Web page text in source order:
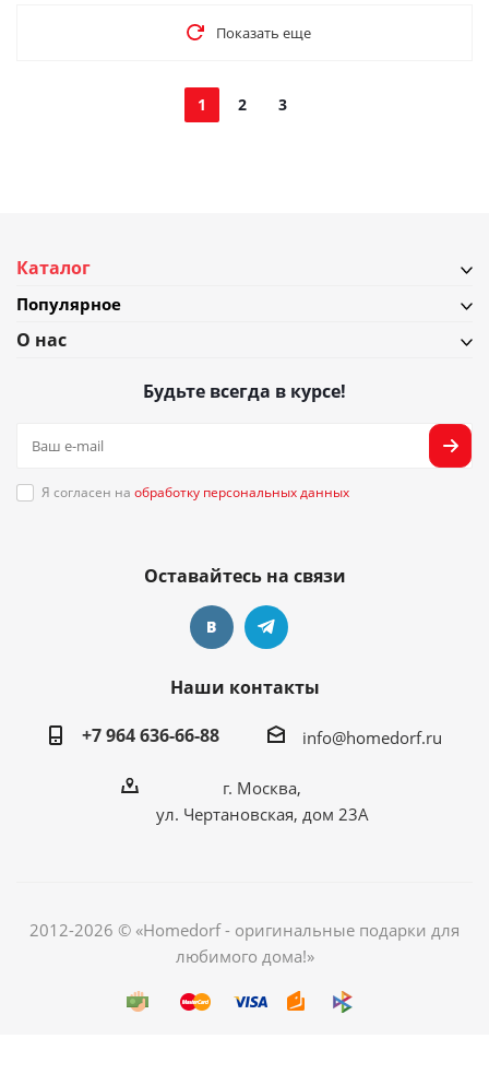
Показать еще
1 2 3
Каталог
Популярное
О нас
Будьте всегда в курсе!
Я согласен на обработку персональных данных
Оставайтесь на связи
Наши контакты
+7 964 636-66-88
info@homedorf.ru
г. Москва,
ул. Чертановская, дом 23А
2012-2026 © «Homedorf - оригинальные подарки для
любимого дома!»